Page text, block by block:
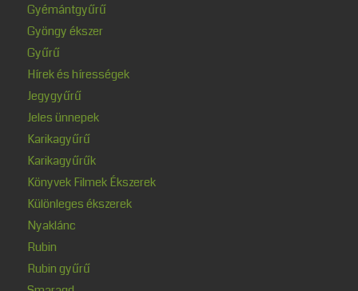
Gyémántgyűrű
Gyöngy ékszer
Gyűrű
Hírek és hírességek
Jegygyűrű
Jeles ünnepek
Karikagyűrű
Karikagyűrűk
Könyvek Filmek Ékszerek
Különleges ékszerek
Nyaklánc
Rubin
Rubin gyűrű